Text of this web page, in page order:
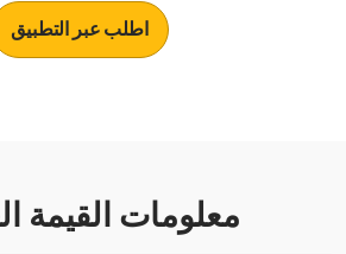
اطلب عبر التطبيق
معلومات القيمة